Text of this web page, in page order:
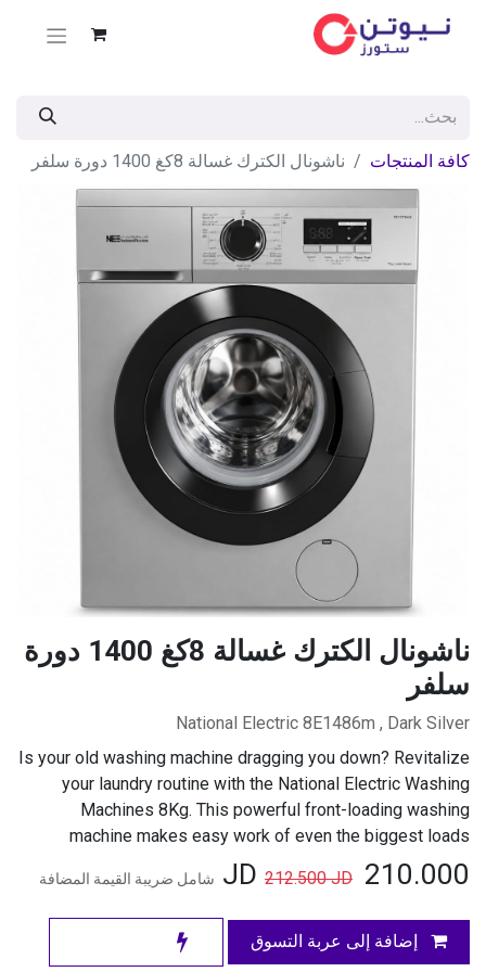
كافة المنتجات ناشونال الكترك غسالة 8كغ 1400 دورة سلفر
ناشونال الكترك غسالة 8كغ 1400 دورة
سلفر
National Electric 8E1486m , Dark Silver
Is your old washing machine dragging you down? Revitalize
your laundry routine with the National Electric Washing
Machines 8Kg. This powerful front-loading washing
machine makes easy work of even the biggest loads
210.000
212.500JD شامل ضريبة القيمة المضافة
إضافة إلى عربة التسوق